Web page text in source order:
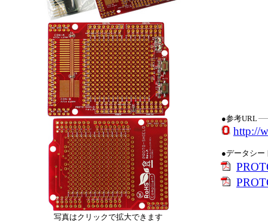
写真はクリックで拡大できます
●参考URL
http://
●データシー